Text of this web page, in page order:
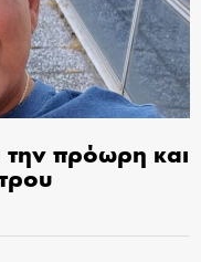
την πρόωρη και